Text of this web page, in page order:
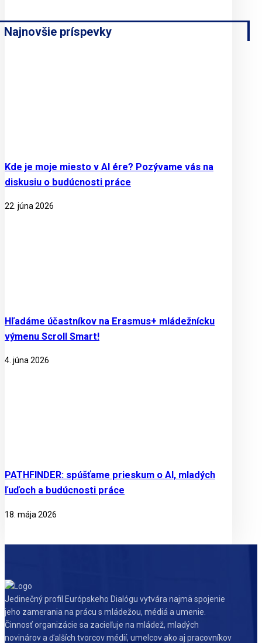
Najnovšie príspevky
Kde je moje miesto v AI ére? Pozývame vás na
diskusiu o budúcnosti práce
22. júna 2026
Hľadáme účastníkov na Erasmus+ mládežnícku
výmenu Scroll Smart!
4. júna 2026
PATHFINDER: spúšťame prieskum o AI, mladých
ľuďoch a budúcnosti práce
18. mája 2026
Jedinečný profil Európskeho Dialógu vytvára najmä spojenie
jeho zamerania na prácu s mládežou, médiá a umenie.
Činnosť organizácie sa zacieľuje na mládež, mladých
novinárov a ďalších tvorcov médií, umelcov ako aj pracovníkov